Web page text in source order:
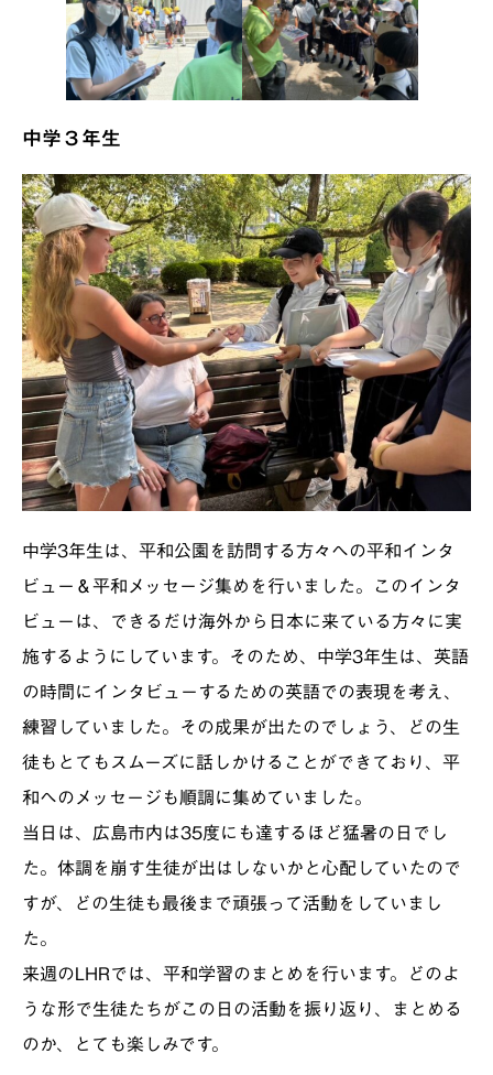
中学３年生
中学3年生は、平和公園を訪問する方々への平和インタ
ビュー＆平和メッセージ集めを行いました。このインタ
ビューは、できるだけ海外から日本に来ている方々に実
施するようにしています。そのため、中学3年生は、英語
の時間にインタビューするための英語での表現を考え、
練習していました。その成果が出たのでしょう、どの生
徒もとてもスムーズに話しかけることができており、平
和へのメッセージも順調に集めていました。
当日は、広島市内は35度にも達するほど猛暑の日でし
た。体調を崩す生徒が出はしないかと心配していたので
すが、どの生徒も最後まで頑張って活動をしていまし
た。
来週のLHRでは、平和学習のまとめを行います。どのよ
うな形で生徒たちがこの日の活動を振り返り、まとめる
のか、とても楽しみです。